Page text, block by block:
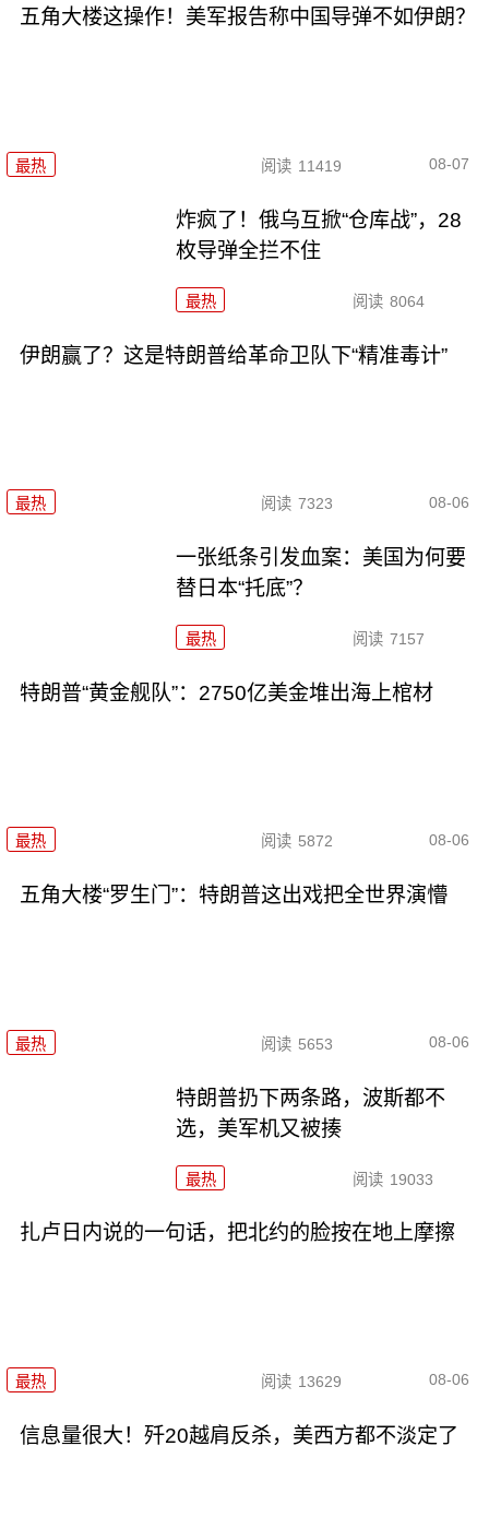
五角大楼这操作！美军报告称中国导弹不如伊朗？
最热 阅读 11419 08-07
炸疯了！俄乌互掀“仓库战”，28
枚导弹全拦不住
最热 阅读 8064
伊朗赢了？这是特朗普给革命卫队下“精准毒计”
最热 阅读 7323 08-06
一张纸条引发血案：美国为何要
替日本“托底”？
最热 阅读 7157
特朗普“黄金舰队”：2750亿美金堆出海上棺材
最热 阅读 5872 08-06
五角大楼“罗生门”：特朗普这出戏把全世界演懵
最热 阅读 5653 08-06
特朗普扔下两条路，波斯都不
选，美军机又被揍
最热 阅读 19033
扎卢日内说的一句话，把北约的脸按在地上摩擦
最热 阅读 13629 08-06
信息量很大！歼20越肩反杀，美西方都不淡定了